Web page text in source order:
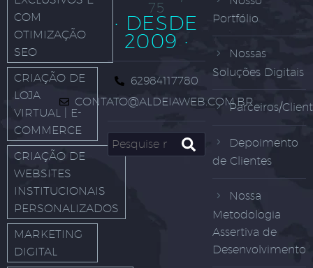
COM
OTIMIZAÇÃO
SEO
CRIAÇÃO DE
LOJA
VIRTUAL | E-
COMMERCE
CRIAÇÃO DE
WEBSITES
INSTITUCIONAIS
PERSONALIZADOS
MARKETING
DIGITAL
75
· DESDE
2009 ·
62984117780
CONTATO@ALDEIAWEB.COM.BR
Portfólio
Nossas
Soluções Digitais
Parceiros/
Depoimento
de Clientes
Nossa
Metodologia
Assertiva de
Desenvolvimento